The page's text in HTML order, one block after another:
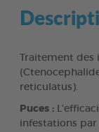
Traitement des
reticulatus).
Puces :
infestations par